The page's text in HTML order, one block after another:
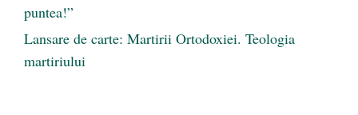
puntea!”
Lansare de carte: Martirii Ortodoxiei. Teologia
martiriului